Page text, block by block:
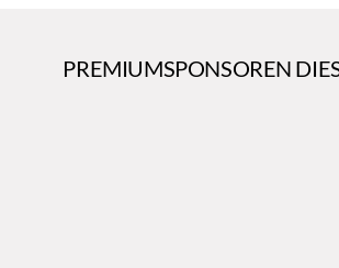
PREMIUMSPONSOREN